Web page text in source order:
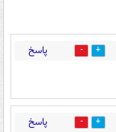
11 پاسخ
0 پاسخ